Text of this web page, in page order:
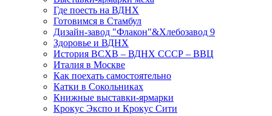
Где поесть на ВДНХ
Готовимся в Стамбул
Дизайн-завод "Флакон"&Хлебозавод 9
Здоровье и ВДНХ
История ВСХВ – ВДНХ СССР – ВВЦ
Италия в Москве
Как поехать самостоятельно
Катки в Сокольниках
Книжные выставки-ярмарки
Крокус Экспо и Крокус Сити